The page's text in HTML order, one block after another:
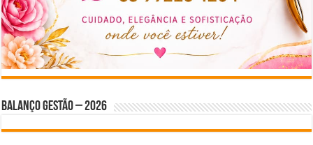
BALANÇO GESTÃO – 2026